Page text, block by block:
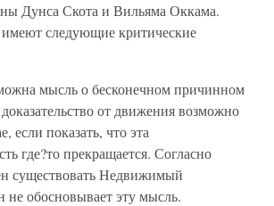
Дунса Скота и Вильяма Оккама.
имеют следующие критические
мысль о бесконечном причинном
от движения возможно
если показать, что эта
где?то прекращается. Согласно
существовать Недвижимый
не обосновывает эту мысль.